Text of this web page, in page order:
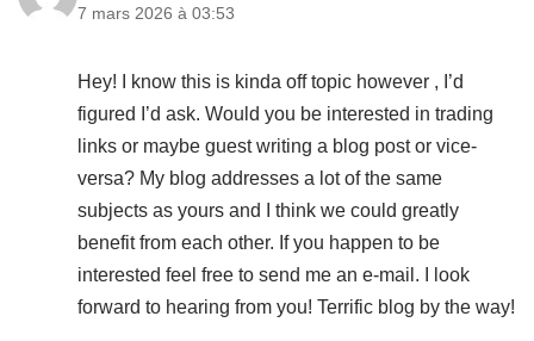
7 mars 2026 à 03:53
Hey! I know this is kinda off topic however , I’d
figured I’d ask. Would you be interested in trading
links or maybe guest writing a blog post or vice-
versa? My blog addresses a lot of the same
subjects as yours and I think we could greatly
benefit from each other. If you happen to be
interested feel free to send me an e-mail. I look
forward to hearing from you! Terrific blog by the way!